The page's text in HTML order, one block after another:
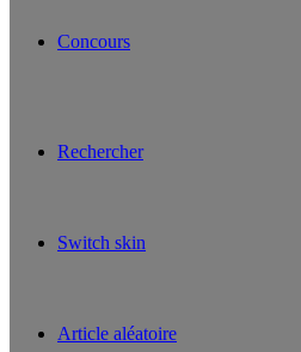
Concours
Rechercher
Switch skin
Article aléatoire